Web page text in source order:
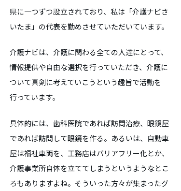
県に一つずつ設立されており、私は「介護ナビさ
いたま」の代表を勤めさせていただいています。
介護ナビは、介護に関わる全ての人達にとって、
情報提供や自由な選択を行っていただき、介護に
ついて真剣に考えていこうという趣旨で活動を
行っています。
具体的には、歯科医院であれば訪問治療、眼鏡屋
であれば訪問して眼鏡を作る。あるいは、自動車
屋は福祉車両を、工務店はバリアフリー化とか、
介護事業所自体を立ててしまうというようなとこ
ろもありますよね。そういった方々が集まったグ